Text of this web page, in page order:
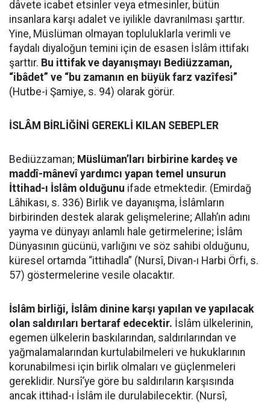
dâvete icabet etsinler veya etmesinler, bütün
insanlara karşı adalet ve iyilikle davranılması şarttır.
Yine, Müslüman olmayan topluluklarla verimli ve
faydalı diyaloğun temini için de esasen İslâm ittifakı
şarttır. Bu ittifak ve dayanışmayı Bediüzzaman,
“ibâdet” ve “bu zamanın en büyük farz vazîfesi”
(Hutbe-i Şamiye, s. 94) olarak görür.
İSLÂM BİRLİĞİNİ GEREKLİ KILAN SEBEPLER
Bediüzzaman; Müslüman’ları birbirine kardeş ve
maddî-mânevî yardımcı yapan temel unsurun
İttihad-ı İslâm olduğunu ifade etmektedir. (Emirdağ
Lâhikası, s. 336) Birlik ve dayanışma, İslâmların
birbirinden destek alarak gelişmelerine; Allah’ın adını
yayma ve dünyayı anlamlı hale getirmelerine; İslâm
Dünyasının gücünü, varlığını ve söz sahibi olduğunu,
küresel ortamda “ittihadla” (Nursî, Divan-ı Harbi Örfi, s.
57) göstermelerine vesile olacaktır.
İslâm birliği, İslâm dinine karşı yapılan ve yapılacak
olan saldırıları bertaraf edecektir. İslâm ülkelerinin,
egemen ülkelerin baskılarından, saldırılarından ve
yağmalamalarından kurtulabilmeleri ve hukuklarının
korunabilmesi için birlik olmaları ve güçlenmeleri
gereklidir. Nursî’ye göre bu saldırıların karşısında
ancak ittihad-ı İslâm ile durulabilecektir. (Nursî,